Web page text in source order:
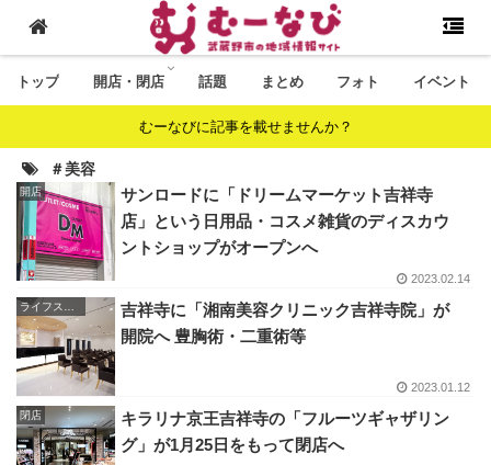
トップ 開店・閉店 話題 まとめ フォト イベント
むーなびに記事を載せませんか？
＃美容
開店
サンロードに「ドリームマーケット吉祥寺
店」という日用品・コスメ雑貨のディスカウ
ントショップがオープンへ
2023.02.14
吉祥寺に「湘南美容クリニック吉祥寺院」が
開院へ 豊胸術・二重術等
2023.01.12
閉店
キラリナ京王吉祥寺の「フルーツギャザリン
グ」が1月25日をもって閉店へ